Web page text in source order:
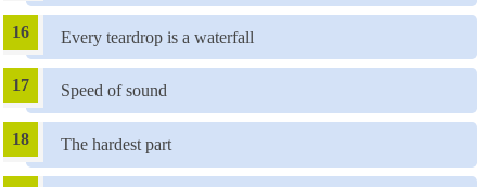
Every teardrop is a waterfall
Speed of sound
The hardest part